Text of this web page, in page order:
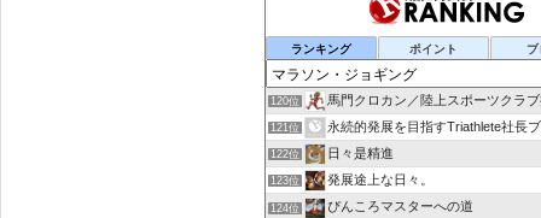
ランキング ポイント
120位 馬門クロカン／陸上スポーツクラ
121位 永続的発展を目指すTriathlete社長
122位 日々是精進
123位 発展途上な日々。
124位 ぴんころマスターへの道